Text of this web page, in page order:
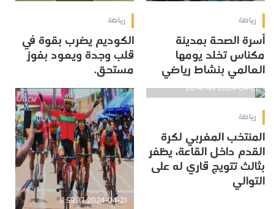
رياضة
أسرة الصحة بمدينة
مكناس تخلد يومها
العالمي بنشاط رياضي
رياضة
الكوديم يضرب بقوة في
قلب وجدة ويعود بفوز
مستحق.
2024-04-21 20:47:49
رياضة
المنتخب المغربي لكرة
القدم داخل القاعة، يظفر
بثالث تتويج قاري له على
التوالي
2024-04-21 11:59:37